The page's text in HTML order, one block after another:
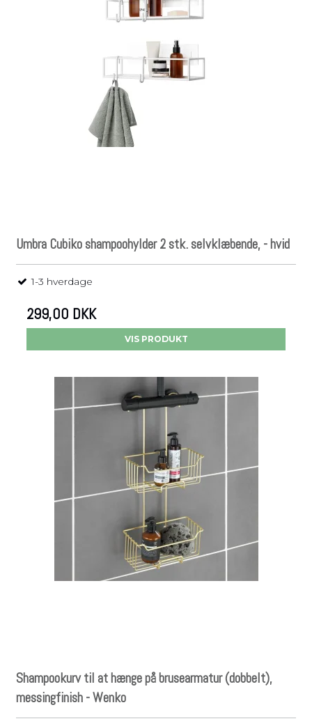
Umbra Cubiko shampoohylder 2 stk. selvklæbende, - hvid
1-3 hverdage
299,00 DKK
VIS PRODUKT
Shampookurv til at hænge på brusearmatur (dobbelt),
messingfinish - Wenko